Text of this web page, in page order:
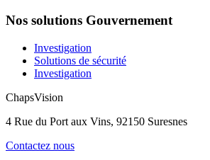
Nos solutions Gouvernement
Investigation
Solutions de sécurité
Investigation
ChapsVision
4 Rue du Port aux Vins, 92150 Suresnes
Contactez nous